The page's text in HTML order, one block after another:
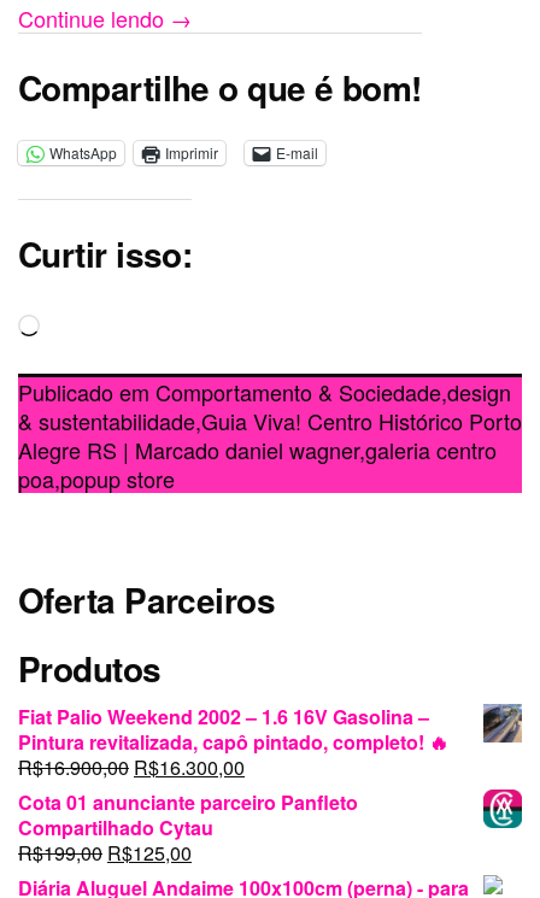
Continue lendo →
Compartilhe o que é bom!
WhatsApp Imprimir E-mail
Curtir isso:
Carregando...
Publicado em Comportamento & Sociedade,design
& sustentabilidade,Guia Viva! Centro Histórico Porto
Alegre RS | Marcadodaniel wagner,galeria centro
poa,popup store
Oferta Parceiros
Produtos
Fiat Palio Weekend 2002 – 1.6 16V Gasolina –
Pintura revitalizada, capô pintado, completo! 🔥
R$16.900,00 O
preço
original
era:
R$16.900,00.
R$16.300,00O
preço
atual
Cota 01 anunciante parceiro Panfleto
Compartilhado Cytau
R$199,00 O
preço
R$125,00O
preço
Diária Aluguel Andaime 100x100cm (perna) - para